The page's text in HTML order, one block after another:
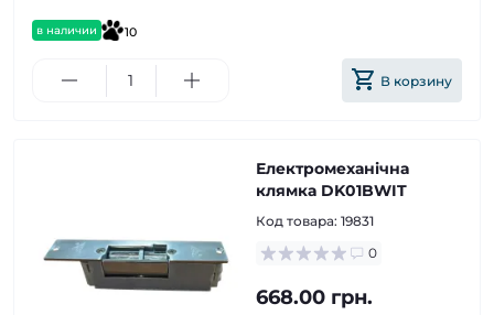
в наличии 10
В корзину
Електромеханічна
клямка DK01BWIT
Код товара: 19831
0
668.00 грн.